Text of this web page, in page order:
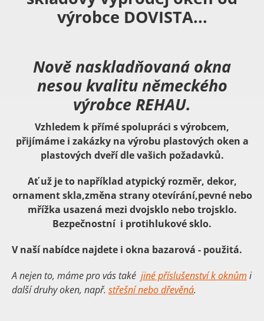
výrobce DOVISTA...
Nově naskladňovaná okna
nesou kvalitu německého
výrobce REHAU.
Vzhledem k přímé spolupráci s výrobcem,
přijímáme i zakázky na výrobu plastových oken a
plastových dveří dle vašich požadavků.
Ať už je to například atypický rozměr, dekor,
ornament skla,změna strany otevírání,pevné nebo
mřížka usazená mezi dvojsklo nebo trojsklo.
Bezpečnostní i protihlukové sklo.
V naší nabídce najdete i okna bazarová - použitá.
A nejen to, máme pro vás také jiné příslušenství k oknům i
další druhy oken, např. střešní nebo dřevěná.